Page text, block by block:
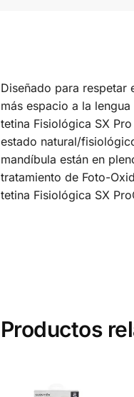
Diseñado para
más espacio a la
tetina Fisiológica SX
estado natural/
mandíbula están en
tratamiento de Foto-
tetina Fisiológica SX
Productos